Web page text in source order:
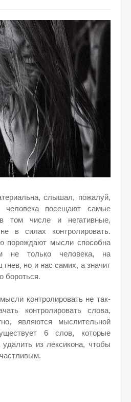
слышал, пожалуй,
человека посещают самые
том числе и негативные,
в силах контролировать.
порождают мысли способна
не только человека, на
но и нас самих, а значит
бороться.
контролировать не так-
контролировать слова,
являются мыслительной
6 слов, которые
удалить из лексикона, чтобы